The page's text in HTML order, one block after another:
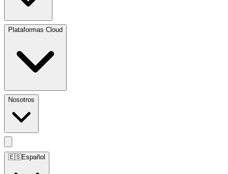
Plataformas Cloud
Nosotros
🇪🇸Español